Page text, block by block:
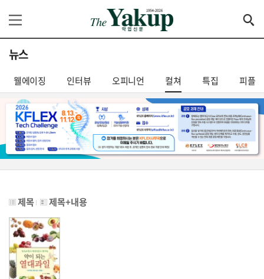
뉴스
웰에이징 인터뷰 오피니언 컬쳐 특집 피플
제목 제목+내용